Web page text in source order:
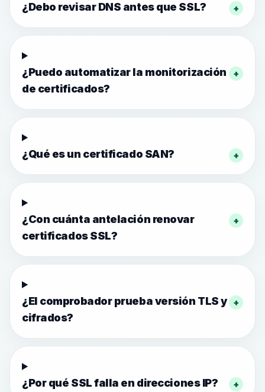
¿Debo revisar DNS antes que SSL? +
¿Puedo automatizar la monitorización
de certificados?
+
¿Qué es un certificado SAN? +
¿Con cuánta antelación renovar
certificados SSL?
+
¿El comprobador prueba versión TLS y
cifrados?
+
¿Por qué SSL falla en direcciones IP? +